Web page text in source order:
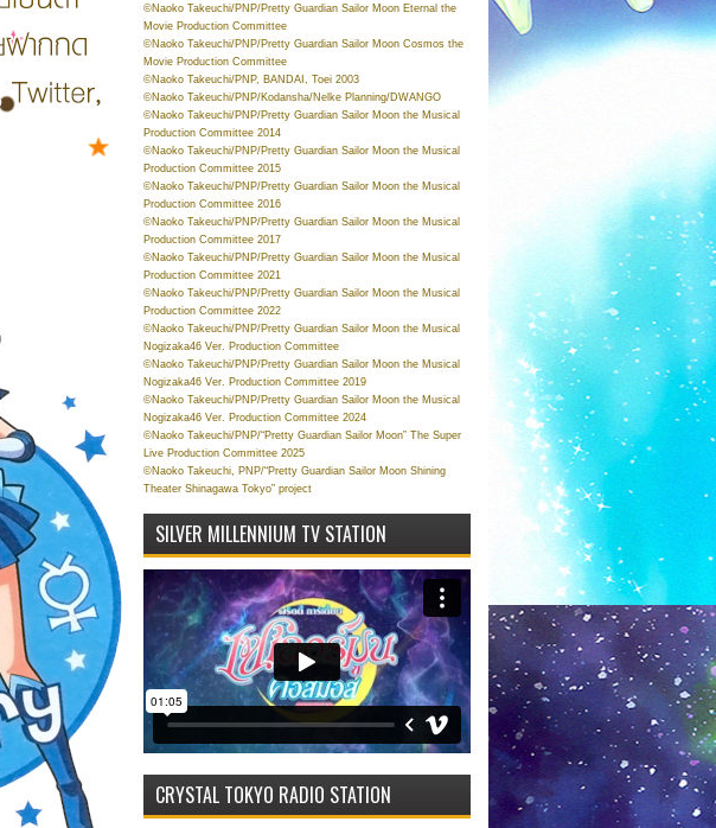
©Naoko Takeuchi/PNP/Pretty Guardian Sailor Moon Eternal the
Movie Production Committee
©Naoko Takeuchi/PNP/Pretty Guardian Sailor Moon Cosmos the
Movie Production Committee
©Naoko Takeuchi/PNP, BANDAI, Toei 2003
©Naoko Takeuchi/PNP/Kodansha/Nelke Planning/DWANGO
©Naoko Takeuchi/PNP/Pretty Guardian Sailor Moon the Musical
Production Committee 2014
©Naoko Takeuchi/PNP/Pretty Guardian Sailor Moon the Musical
Production Committee 2015
©Naoko Takeuchi/PNP/Pretty Guardian Sailor Moon the Musical
Production Committee 2016
©Naoko Takeuchi/PNP/Pretty Guardian Sailor Moon the Musical
Production Committee 2017
©Naoko Takeuchi/PNP/Pretty Guardian Sailor Moon the Musical
Production Committee 2021
©Naoko Takeuchi/PNP/Pretty Guardian Sailor Moon the Musical
Production Committee 2022
©Naoko Takeuchi/PNP/Pretty Guardian Sailor Moon the Musical
Nogizaka46 Ver. Production Committee
©Naoko Takeuchi/PNP/Pretty Guardian Sailor Moon the Musical
Nogizaka46 Ver. Production Committee 2019
©Naoko Takeuchi/PNP/Pretty Guardian Sailor Moon the Musical
Nogizaka46 Ver. Production Committee 2024
©Naoko Takeuchi/PNP/“Pretty Guardian Sailor Moon” The Super
Live Production Committee 2025
©Naoko Takeuchi, PNP/“Pretty Guardian Sailor Moon Shining
Theater Shinagawa Tokyo” project
SILVER MILLENNIUM TV STATION
CRYSTAL TOKYO RADIO STATION